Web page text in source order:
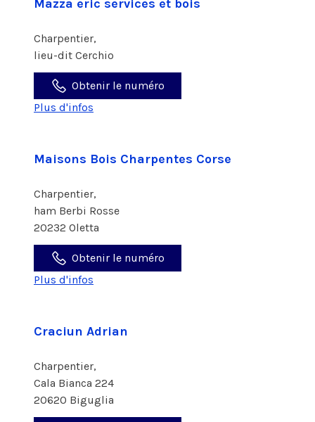
Mazza eric services et bois
Charpentier,
lieu-dit Cerchio
Obtenir le numéro
Plus d'infos
Maisons Bois Charpentes Corse
Charpentier,
ham Berbi Rosse
20232 Oletta
Obtenir le numéro
Plus d'infos
Craciun Adrian
Charpentier,
Cala Bianca 224
20620 Biguglia